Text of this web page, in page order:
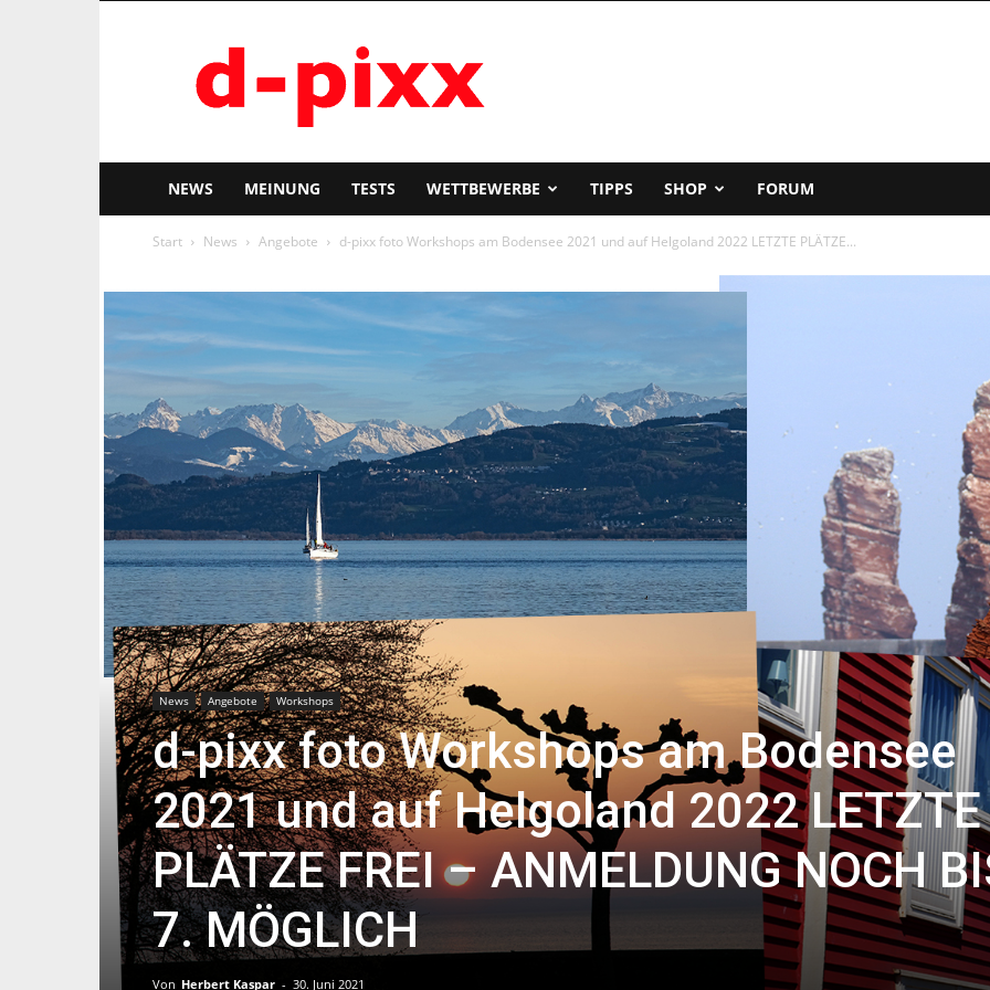
pixx
NEWS MEINUNG TESTS WETTBEWERBE TIPPS SHOP FORUM
Start News Angebote d-pixx foto Workshops am Bodensee 2021 und auf Helgoland 2022 LETZTE PLÄTZE...
News Angebote Workshops
d-pixx foto Workshops am Bodensee
2021 und auf Helgoland 2022 LETZTE
PLÄTZE FREI – ANMELDUNG NOCH
7. MÖGLICH
Von Herbert Kaspar - 30. Juni 2021